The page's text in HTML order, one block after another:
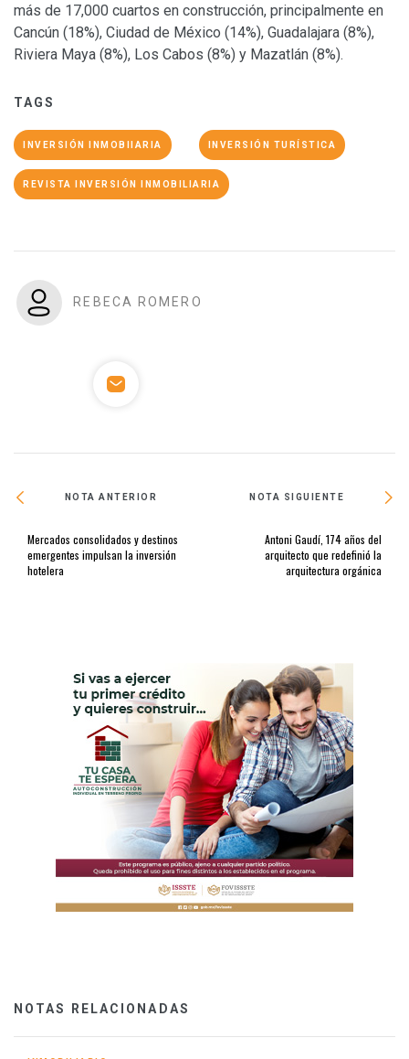
más de 17,000 cuartos en construcción, principalmente en
Cancún (18%), Ciudad de México (14%), Guadalajara (8%),
Riviera Maya (8%), Los Cabos (8%) y Mazatlán (8%).
TAGS
INVERSIÓN INMOBIIARIA INVERSIÓN TURÍSTICA
REVISTA INVERSIÓN INMOBILIARIA
REBECA ROMERO
NOTA ANTERIOR
Mercados consolidados y destinos
emergentes impulsan la inversión
hotelera
NOTA SIGUIENTE
Antoni Gaudí, 174 años del
arquitecto que redefinió la
arquitectura orgánica
NOTAS RELACIONADAS